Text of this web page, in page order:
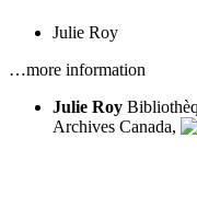
Julie Roy
…more information
Julie Roy
Archives Canada,